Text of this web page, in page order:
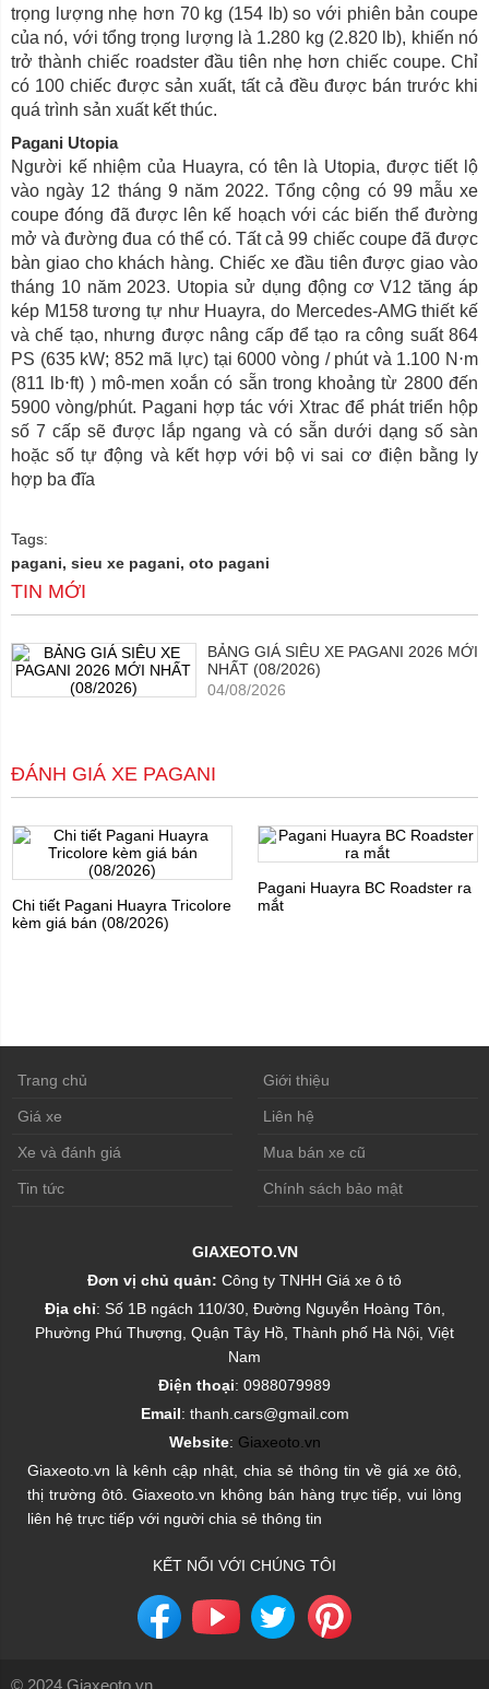
trọng lượng nhẹ hơn 70 kg (154 lb) so với phiên bản coupe
của nó, với tổng trọng lượng là 1.280 kg (2.820 lb), khiến nó
trở thành chiếc roadster đầu tiên nhẹ hơn chiếc coupe. Chỉ
có 100 chiếc được sản xuất, tất cả đều được bán trước khi
quá trình sản xuất kết thúc.
Pagani Utopia
Người kế nhiệm của Huayra, có tên là Utopia, được tiết lộ
vào ngày 12 tháng 9 năm 2022. Tổng cộng có 99 mẫu xe
coupe đóng đã được lên kế hoạch với các biến thể đường
mở và đường đua có thể có. Tất cả 99 chiếc coupe đã được
bàn giao cho khách hàng. Chiếc xe đầu tiên được giao vào
tháng 10 năm 2023. Utopia sử dụng động cơ V12 tăng áp
kép M158 tương tự như Huayra, do Mercedes-AMG thiết kế
và chế tạo, nhưng được nâng cấp để tạo ra công suất 864
PS (635 kW; 852 mã lực) tại 6000 vòng / phút và 1.100 N⋅m
(811 lb⋅ft) ) mô-men xoắn có sẵn trong khoảng từ 2800 đến
5900 vòng/phút. Pagani hợp tác với Xtrac để phát triển hộp
số 7 cấp sẽ được lắp ngang và có sẵn dưới dạng số sàn
hoặc số tự động và kết hợp với bộ vi sai cơ điện bằng ly
hợp ba đĩa
Tags:
pagani, sieu xe pagani, oto pagani
TIN MỚI
BẢNG GIÁ SIÊU XE PAGANI 2026 MỚI
NHẤT (08/2026)
04/08/2026
ĐÁNH GIÁ XE PAGANI
Chi tiết Pagani Huayra Tricolore
kèm giá bán (08/2026)
Pagani Huayra BC Roadster ra
mắt
Trang chủ Giới thiệu
Giá xe Liên hệ
Xe và đánh giá Mua bán xe cũ
Tin tức Chính sách bảo mật
GIAXEOTO.VN
Đơn vị chủ quản: Công ty TNHH Giá xe ô tô
Địa chỉ: Số 1B ngách 110/30, Đường Nguyễn Hoàng Tôn,
Phường Phú Thượng, Quận Tây Hồ, Thành phố Hà Nội, Việt
Nam
Điện thoại: 0988079989
Email: thanh.cars@gmail.com
Website: Giaxeoto.vn
Giaxeoto.vn là kênh cập nhật, chia sẻ thông tin về giá xe ôtô,
thị trường ôtô. Giaxeoto.vn không bán hàng trực tiếp, vui lòng
liên hệ trực tiếp với người chia sẻ thông tin
KẾT NỐI VỚI CHÚNG TÔI
© 2024 Giaxeoto.vn